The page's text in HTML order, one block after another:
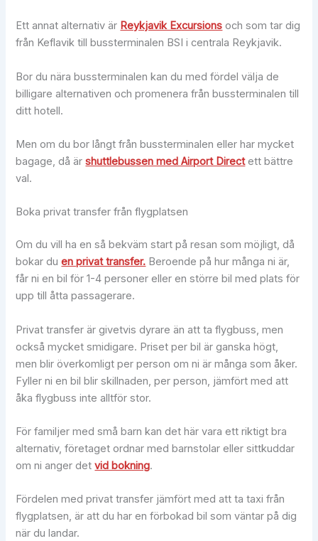
Ett annat alternativ är Reykjavik Excursions och som tar dig
från Keflavik till bussterminalen BSI i centrala Reykjavik.
Bor du nära bussterminalen kan du med fördel välja de
billigare alternativen och promenera från bussterminalen till
ditt hotell.
Men om du bor långt från bussterminalen eller har mycket
bagage, då ärshuttlebussen med Airport Directett bättre
val.
Boka privat transfer från flygplatsen
Om du vill ha en så bekväm start på resan som möjligt, då
bokar duen privat transfer. Beroende på hur många ni är,
får ni en bil för 1-4 personer eller en större bil med plats för
upp till åtta passagerare.
Privat transfer är givetvis dyrare än att ta flygbuss, men
också mycket smidigare. Priset per bil är ganska högt,
men blir överkomligt per person om ni är många som åker.
Fyller ni en bil blir skillnaden, per person, jämfört med att
åka flygbuss inte alltför stor.
För familjer med små barn kan det här vara ett riktigt bra
alternativ, företaget ordnar med barnstolar eller sittkuddar
om ni anger detvid bokning.
Fördelen med privat transfer jämfört med att ta taxi från
flygplatsen, är att du har en förbokad bil som väntar på dig
när du landar.